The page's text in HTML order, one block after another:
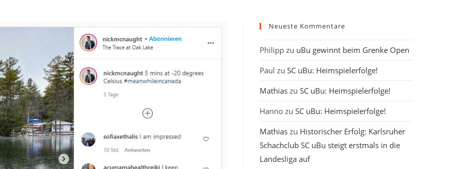
Neueste Kommentare
Philipp zu uBu gewinnt beim Grenke Open
Paul zu SC uBu: Heimspielerfolge!
Mathias zu SC uBu: Heimspielerfolge!
Hanno zu SC uBu: Heimspielerfolge!
Mathias zu Historischer Erfolg: Karlsruher
Schachclub SC uBu steigt erstmals in die
Landesliga auf